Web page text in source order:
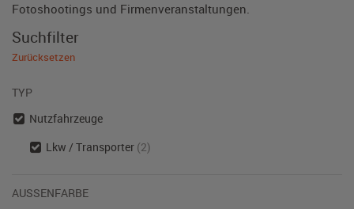
Fotoshootings und Firmenveranstaltungen.
Suchfilter
Zurücksetzen
TYP
Nutzfahrzeuge
Lkw / Transporter (2)
AUSSENFARBE